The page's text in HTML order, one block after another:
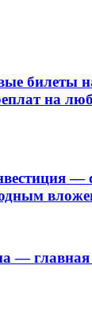
билеты
на
—
— главная